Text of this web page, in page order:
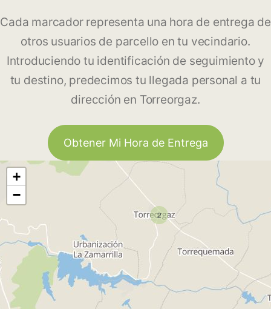
Cada marcador representa una hora de entrega de
otros usuarios de parcello en tu vecindario.
Introduciendo tu identificación de seguimiento y
tu destino, predecimos tu llegada personal a tu
dirección en Torreorgaz.
Obtener Mi Hora de Entrega
2
+
−